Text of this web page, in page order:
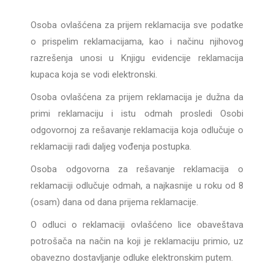
Osoba ovlašćena za prijem reklamacija sve podatke
o prispelim reklamacijama, kao i načinu njihovog
razrešenja unosi u Knjigu evidencije reklamacija
kupaca koja se vodi elektronski.
Osoba ovlašćena za prijem reklamacija je dužna da
primi reklamaciju i istu odmah prosledi Osobi
odgovornoj za rešavanje reklamacija koja odlučuje o
reklamaciji radi daljeg vođenja postupka.
Osoba odgovorna za rešavanje reklamacija o
reklamaciji odlučuje odmah, a najkasnije u roku od 8
(osam) dana od dana prijema reklamacije.
O odluci o reklamaciji ovlašćeno lice obaveštava
potrošača na način na koji je reklamaciju primio, uz
obavezno dostavljanje odluke elektronskim putem.